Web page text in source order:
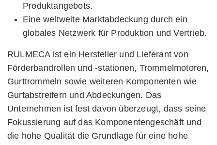
Produktangebots.
Eine weltweite Marktabdeckung durch ein
globales Netzwerk für Produktion und Vertrieb.
RULMECA ist ein Hersteller und Lieferant von
Förderbandrollen und -stationen, Trommelmotoren,
Gurttrommeln sowie weiteren Komponenten wie
Gurtabstreifern und Abdeckungen. Das
Unternehmen ist fest davon überzeugt, dass seine
Fokussierung auf das Komponentengeschäft und
die hohe Qualität die Grundlage für eine hohe